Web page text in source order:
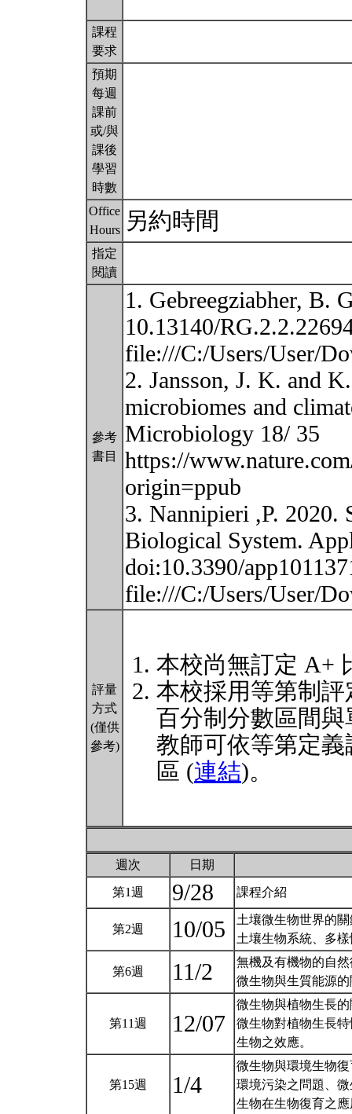
課程
要求
預期
每週
課前
或/與
課後
學習
時數
Office
Hours
另約時間
指定
閱讀
參考
書目
1. Gebreegziabher, B.
10.13140/
file:///C:/Users/User/
2. Jansson, J. K. and
microbiomes and
Microbiology 18/ 35
https://
origin=ppub
3. Nannipieri ,P.
Biological System.
doi:10.3390/
file:///C:/Users/User/
評量
方式
(僅供
參考)
本校尚無訂定 A+
本校採用等第制
百分制分數區間
教師可依等第定
區 (連結)。
週次 日期
第1週 9/28 課程介紹
第2週 10/05
土壤微生物世界的
土壤生物系統、多
第6週 11/2
無機及有機物的自然
微生物與生質能源
第11週 12/07
微生物與植物生長
微生物對植物生長
生物之效應。
第15週 1/4
微生物與環境生物
環境污染之問題、
生物在生物復育之